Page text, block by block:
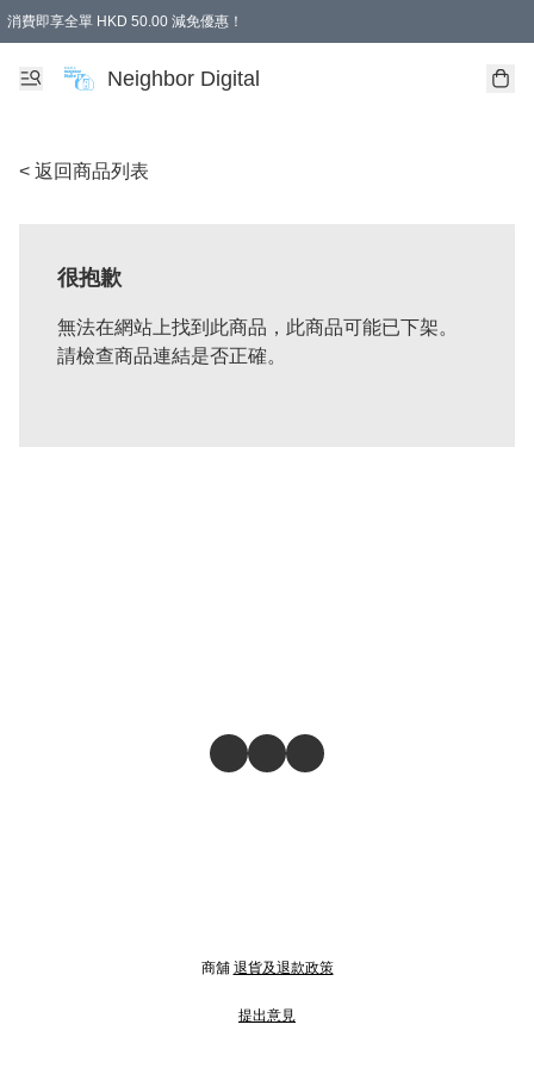
消費即享全單 HKD 50.00 減免優惠！
Neighbor Digital
< 返回商品列表
很抱歉
無法在網站上找到此商品，此商品可能已下架。
請檢查商品連結是否正確。
商舖 退貨及退款政策
提出意見